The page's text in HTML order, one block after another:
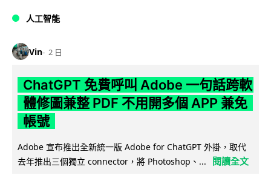
人工智能
Vin 2 日
ChatGPT 免費呼叫 Adobe 一句話跨軟
體修圖兼整 PDF 不用開多個 APP 兼免
帳號
Adobe 宣布推出全新統一版 Adobe for ChatGPT 外掛，取代
去年推出三個獨立 connector，將 Photoshop、...
閱讀全文